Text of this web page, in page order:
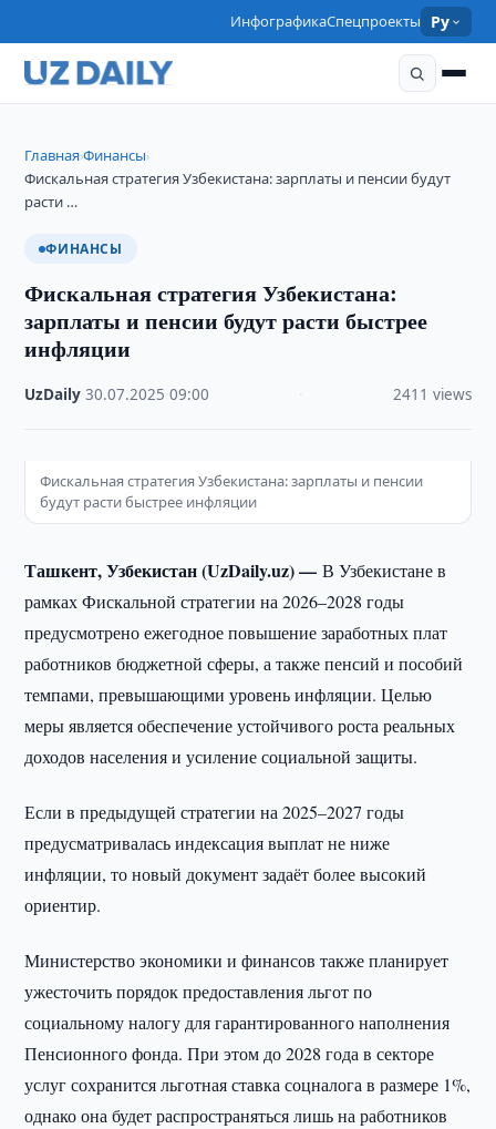
ИнфографикаСпецпроекты Ру
Главная›Финансы›
Фискальная стратегия Узбекистана: зарплаты и пенсии будут
расти …
ФИНАНСЫ
Фискальная стратегия Узбекистана:
зарплаты и пенсии будут расти быстрее
инфляции
UzDaily ·30.07.2025 ·09:00 2411 views
Фискальная стратегия Узбекистана: зарплаты и пенсии
будут расти быстрее инфляции
Ташкент, Узбекистан (UzDaily.uz) —В Узбекистане в
рамках Фискальной стратегии на 2026–2028 годы
предусмотрено ежегодное повышение заработных плат
работников бюджетной сферы, а также пенсий и пособий
темпами, превышающими уровень инфляции. Целью
меры является обеспечение устойчивого роста реальных
доходов населения и усиление социальной защиты.
Если в предыдущей стратегии на 2025–2027 годы
предусматривалась индексация выплат не ниже
инфляции, то новый документ задаёт более высокий
ориентир.
Министерство экономики и финансов также планирует
ужесточить порядок предоставления льгот по
социальному налогу для гарантированного наполнения
Пенсионного фонда. При этом до 2028 года в секторе
услуг сохранится льготная ставка соцналога в размере 1%,
однако она будет распространяться лишь на работников